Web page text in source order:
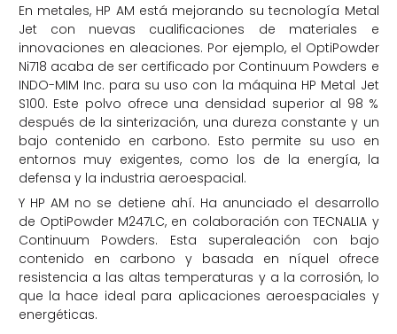
En metales, HP AM está mejorando su tecnología Metal
Jet con nuevas cualificaciones de materiales e
innovaciones en aleaciones. Por ejemplo, el OptiPowder
Ni718 acaba de ser certificado por Continuum Powders e
INDO-MIM Inc. para su uso con la máquina HP Metal Jet
S100. Este polvo ofrece una densidad superior al 98 %
después de la sinterización, una dureza constante y un
bajo contenido en carbono. Esto permite su uso en
entornos muy exigentes, como los de la energía, la
defensa y la industria aeroespacial.
Y HP AM no se detiene ahí. Ha anunciado el desarrollo
de OptiPowder M247LC, en colaboración con TECNALIA y
Continuum Powders. Esta superaleación con bajo
contenido en carbono y basada en níquel ofrece
resistencia a las altas temperaturas y a la corrosión, lo
que la hace ideal para aplicaciones aeroespaciales y
energéticas.